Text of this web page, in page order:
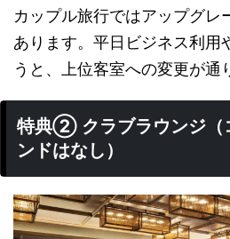
カップル旅行ではアップグレ
あります。平日ビジネス利用
うと、上位客室への変更が通
特典② クラブラウンジ（
ンドはなし）